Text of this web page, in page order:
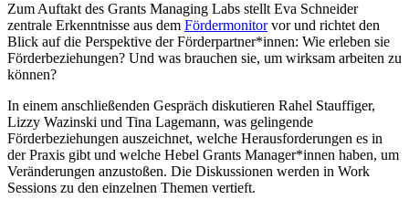
Zum Auftakt des Grants Managing Labs stellt Eva Schneider
zentrale Erkenntnisse aus dem Fördermonitorvor und richtet den
Blick auf die Perspektive der Förderpartner*innen: Wie erleben sie
Förderbeziehungen? Und was brauchen sie, um wirksam arbeiten zu
können?
In einem anschließenden Gespräch diskutieren Rahel Stauffiger,
Lizzy Wazinski und Tina Lagemann, was gelingende
Förderbeziehungen auszeichnet, welche Herausforderungen es in
der Praxis gibt und welche Hebel Grants Manager*innen haben, um
Veränderungen anzustoßen. Die Diskussionen werden in Work
Sessions zu den einzelnen Themen vertieft.